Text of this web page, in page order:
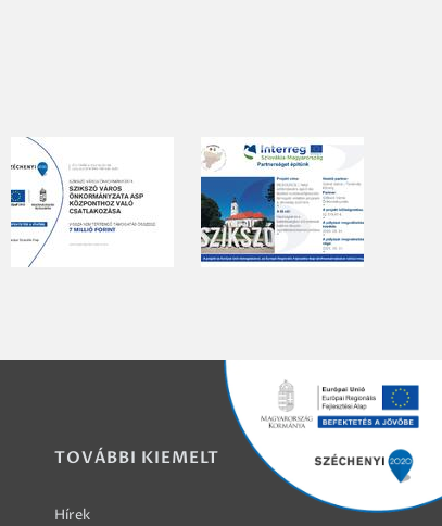
TOVÁBBI KIEMELT
Hírek